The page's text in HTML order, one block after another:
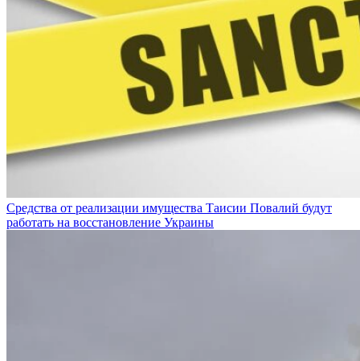
Средства от реализации имущества Таисии Повалий будут
работать на восстановление Украины